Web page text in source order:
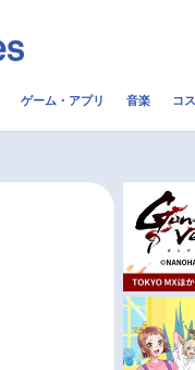
配信・
今期アニメ曜日別一覧
ゲーム・アプリ 音楽 コ